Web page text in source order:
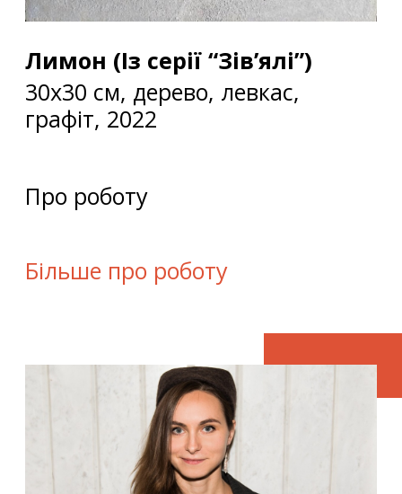
Лимон (Із серії “Зів’ялі”)
30х30 см, дерево, левкас,
графіт, 2022
Про роботу
Більше про роботу